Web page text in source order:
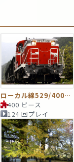
ローカル線529/400ver
400 ピース
124 回プレイ